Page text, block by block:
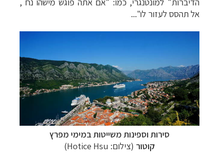
אל תהסס לעזור לו"...
סירות וספינות משייטות במימי מפרץ
קוטור (צילום: Hotice Hsu
)